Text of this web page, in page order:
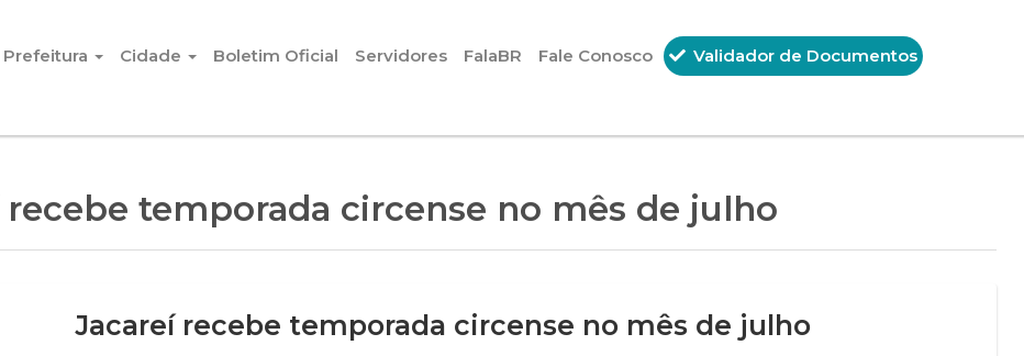
Prefeitura
Cidade Boletim Oficial Servidores FalaBR Fale Conosco Validador de Documentos
recebe temporada circense no mês de julho
Jacareí recebe temporada circense no mês de julho